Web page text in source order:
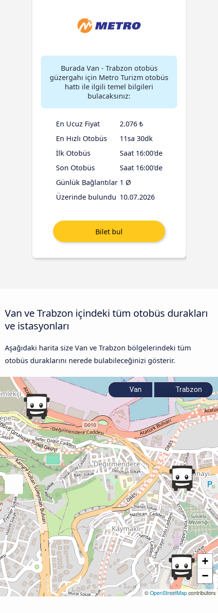
Burada Van - Trabzon otobüs
güzergahı için Metro Turizm otobüs
hattı ile ilgili temel bilgileri
bulacaksınız:
En Ucuz Fiyat
2.076 ₺
En Hızlı Otobüs
11sa 30dk
İlk Otobüs
Saat 16:00'de
Son Otobüs
Saat 16:00'de
Günlük Bağlantılar 1 Ø
Üzerinde bulundu 10.07.2026
Van ve Trabzon içindeki tüm otobüs durakları
ve istasyonları
Aşağıdaki harita size Van ve Trabzon bölgelerindeki tüm
otobüs duraklarını nerede bulabileceğinizi gösterir.
+
−
© OpenStreetMap contributors
Van Trabzon